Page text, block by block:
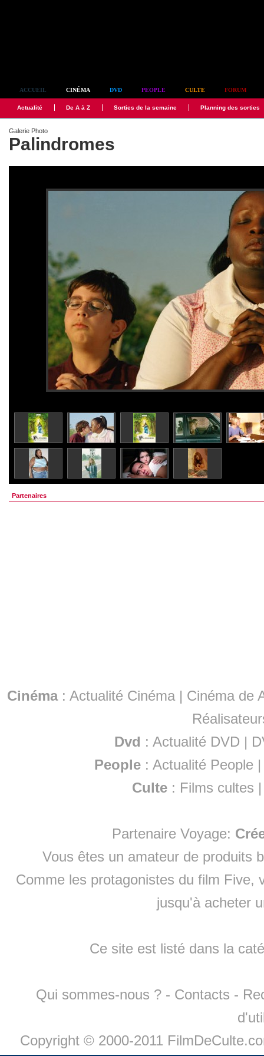
ACCUEIL CINÉMA DVD PEOPLE CULTE FORUM
Actualité De A à Z Sorties de la semaine Planning des sorties
Galerie Photo
Palindromes
Partenaires
Cinéma: Actualité Cinéma | Cinéma de
Dvd : Actualité DVD |
People :Actualité People
Culte : Films cultes
Partenaire Voyage:
Vous êtes un amateur de produits
Comme les protagonistes du film Five,
jusqu'à acheter
Ce site est listé dans la
Qui sommes-nous ? - Contacts -
Copyright © 2000-2011